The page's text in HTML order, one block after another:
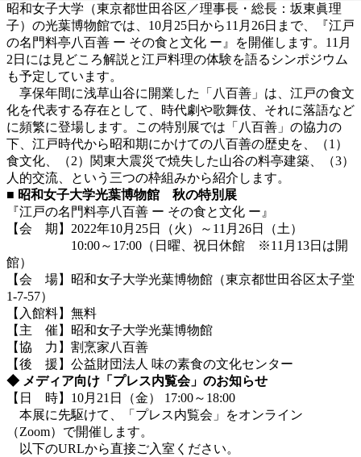
昭和女子大学（東京都世田谷区／理事長・総長：坂東眞理
子）の光葉博物館では、10月25日から11月26日まで、『江戸
の名門料亭八百善 ー その食と文化 ー』を開催します。11月
2日には見どころ解説と江戸料理の体験を語るシンポジウム
も予定しています。
享保年間に浅草山谷に開業した「八百善」は、江戸の食文
化を代表する存在として、時代劇や歌舞伎、それに落語など
に頻繁に登場します。この特別展では「八百善」の協力の
下、江戸時代から昭和期にかけての八百善の歴史を、（1）
食文化、（2）関東大震災で焼失した山谷の料亭建築、（3）
人的交流、という三つの枠組みから紹介します。
■ 昭和女子大学光葉博物館 秋の特別展
『江戸の名門料亭八百善 ー その食と文化 ー』
【会 期】2022年10月25日（火）～11月26日（土）
10:00～17:00（日曜、祝日休館 ※11月13日は開
館）
【会 場】昭和女子大学光葉博物館（東京都世田谷区太子堂
1-7-57）
【入館料】無料
【主 催】昭和女子大学光葉博物館
【協 力】割烹家八百善
【後 援】公益財団法人 味の素食の文化センター
◆ メディア向け「プレス内覧会」のお知らせ
【日 時】10月21日（金） 17:00～18:00
本展に先駆けて、「プレス内覧会」をオンライン
（Zoom）で開催します。
以下のURLから直接ご入室ください。